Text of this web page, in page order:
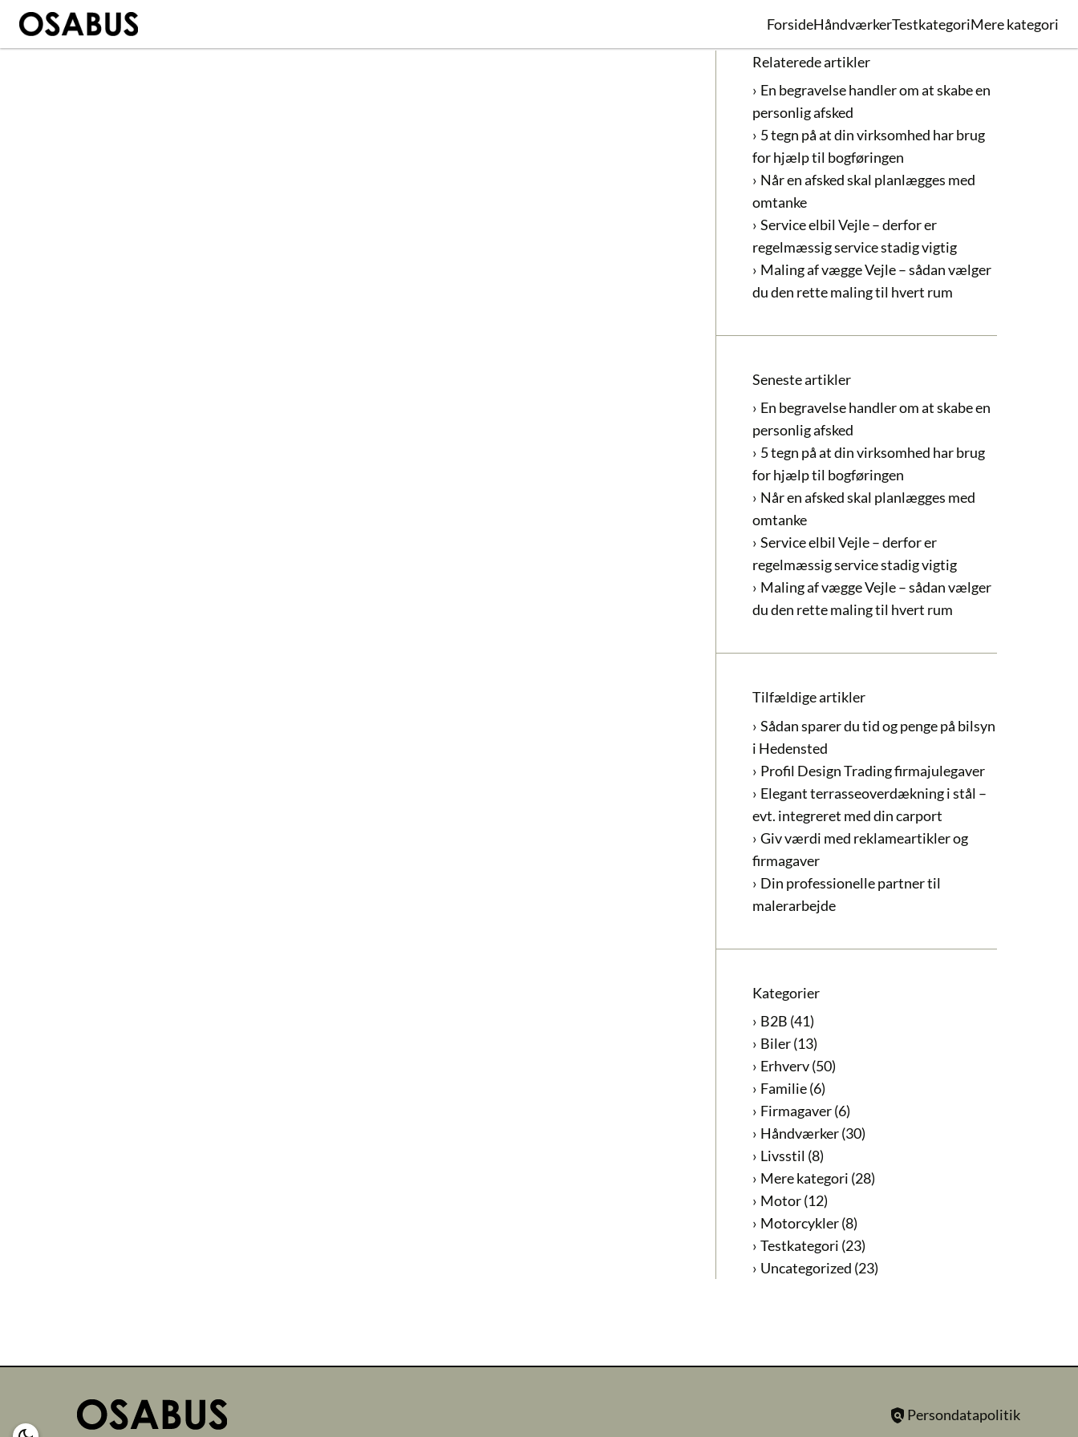
ForsideHåndværkerTestkategoriMere kategori
Relaterede artikler
En begravelse handler om at skabe en
personlig afsked
5 tegn på at din virksomhed har brug
for hjælp til bogføringen
Når en afsked skal planlægges med
omtanke
Service elbil Vejle – derfor er
regelmæssig service stadig vigtig
Maling af vægge Vejle – sådan vælger
du den rette maling til hvert rum
Seneste artikler
En begravelse handler om at skabe en
personlig afsked
5 tegn på at din virksomhed har brug
for hjælp til bogføringen
Når en afsked skal planlægges med
omtanke
Service elbil Vejle – derfor er
regelmæssig service stadig vigtig
Maling af vægge Vejle – sådan vælger
du den rette maling til hvert rum
Tilfældige artikler
Sådan sparer du tid og penge på bilsyn
i Hedensted
Profil Design Trading firmajulegaver
Elegant terrasseoverdækning i stål –
evt. integreret med din carport
Giv værdi med reklameartikler og
firmagaver
Din professionelle partner til
malerarbejde
Kategorier
B2B (41)
Biler(13)
Erhverv(50)
Familie(6)
Firmagaver(6)
Håndværker(30)
Livsstil (8)
Mere kategori (28)
Motor(12)
Motorcykler(8)
Testkategori (23)
Uncategorized (23)
Persondatapolitik